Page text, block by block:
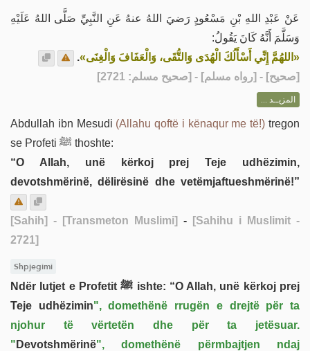
عَنْ عَبْدِ اللهِ بْنِ مَسْعُودٍ رَضيَ اللهُ عنهُ عَنِ النَّبِيِّ صَلَّى اللهُ عَلَيْهِ
وَسَلَّمَ أَنَّهُ كَانَ يَقُولُ:
«اللهُمَّ إِنِّي أَسْأَلُكَ الْهُدَى وَالتُّقَى، وَالْعَفَافَ وَالْغِنَى».
[صحيح] - [رواه مسلم] - [صحيح مسلم: 2721]
المزيــد ...
Abdullah ibn Mesudi (Allahu qoftë i kënaqur me të!) tregon
se Profeti ﷺ thoshte:
“O Allah, unë kërkoj prej Teje udhëzimin,
devotshmërinë, dëlirësinë dhe vetëmjaftueshmërinë!”
[Sahih] - [Transmeton Muslimi] -
[Sahihu i Muslimit -
2721]
Shpjegimi
Ndër lutjet e Profetit ﷺ ishte: “O Allah, unë kërkoj prej
Teje udhëzimin", domethënë rrugën e drejtë për ta
njohur të vërtetën dhe për ta jetësuar.
" Devotshmërinë", domethënë përmbajtjen ndaj